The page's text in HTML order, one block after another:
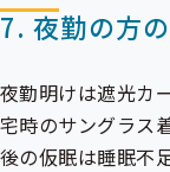
7. 夜勤の方
夜勤明けは遮光カ
宅時のサングラス
後の仮眠は睡眠不